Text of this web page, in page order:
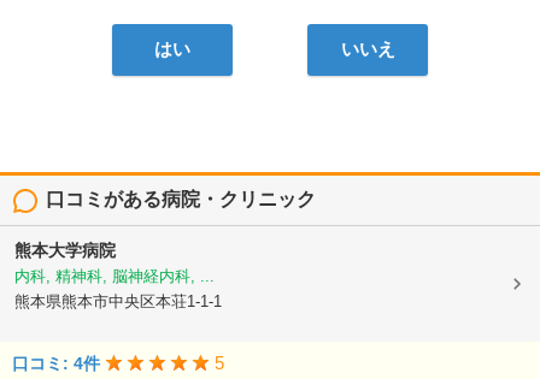
はい いいえ
口コミがある病院・クリニック
熊本大学病院
内科, 精神科, 脳神経内科, ...
熊本県熊本市中央区本荘1-1-1
口コミ: 4件 5